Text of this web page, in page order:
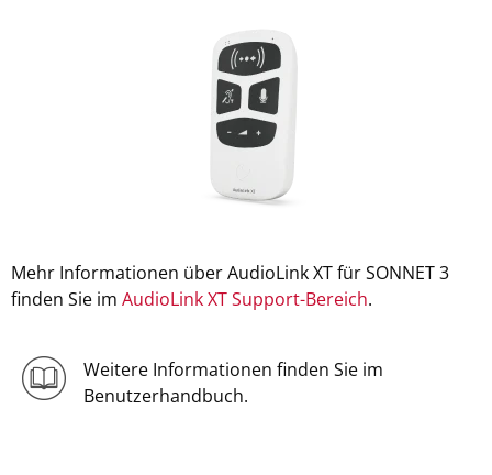
Mehr Informationen über AudioLink XT für SONNET 3
finden Sie im AudioLink XT Support-Bereich.
Weitere Informationen finden Sie im
Benutzerhandbuch.